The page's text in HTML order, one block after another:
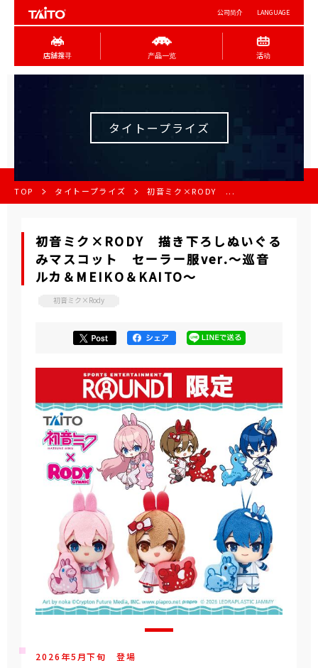
公司简介 LANGUAGE
店舖搜寻 产品一览 活动
タイトープライズ
TOP タイトープライズ 初音ミク×RODY ...
初音ミク×RODY 描き下ろしぬいぐる
みマスコット セーラー服ver.～巡音
ルカ＆MEIKO＆KAITO～
初音ミク×Rody
2026年5 月下旬 登場